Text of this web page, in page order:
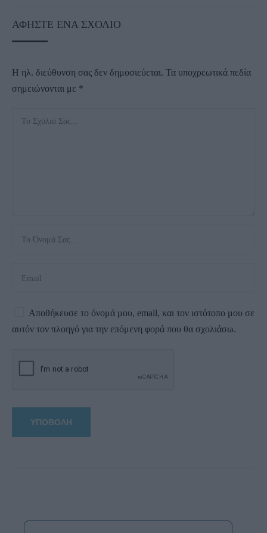
ΑΦΉΣΤΕ ΈΝΑ ΣΧΌΛΙΟ
Η ηλ. διεύθυνση σας δεν δημοσιεύεται. Τα υποχρεωτικά πεδία
σημειώνονται με *
Αποθήκευσε το όνομά μου, email, και τον ιστότοπο μου σε
αυτόν τον πλοηγό για την επόμενη φορά που θα σχολιάσω.